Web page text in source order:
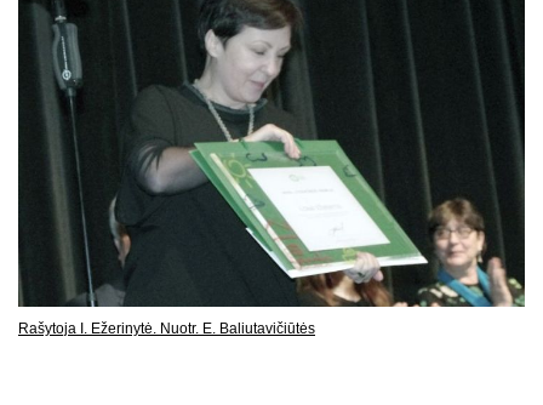
Rašytoja I. Ežerinytė. Nuotr. E. Baliutavičiūtės